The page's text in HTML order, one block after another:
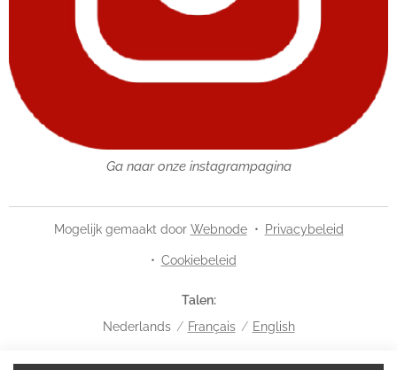
Ga naar onze instagrampagina
Mogelijk gemaakt door Webnode Privacybeleid
Cookiebeleid
Talen
Nederlands
Français English